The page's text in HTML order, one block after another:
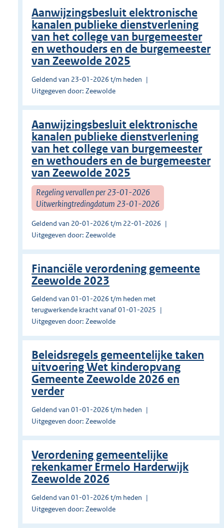
Aanwijzingsbesluit elektronische
kanalen publieke dienstverlening
van het college van burgemeester
en wethouders en de burgemeester
van Zeewolde 2025
Geldend van 23-01-2026 t/m heden
Uitgegeven door: Zeewolde
Aanwijzingsbesluit elektronische
kanalen publieke dienstverlening
van het college van burgemeester
en wethouders en de burgemeester
van Zeewolde 2025
Regeling vervallen per 23-01-2026
Uitwerkingtredingdatum 23-01-2026
Geldend van 20-01-2026 t/m 22-01-2026
Uitgegeven door: Zeewolde
Financiële verordening gemeente
Zeewolde 2023
Geldend van 01-01-2026 t/m heden met
terugwerkende kracht vanaf 01-01-2025
Uitgegeven door: Zeewolde
Beleidsregels gemeentelijke taken
uitvoering Wet kinderopvang
Gemeente Zeewolde 2026 en
verder
Geldend van 01-01-2026 t/m heden
Uitgegeven door: Zeewolde
Verordening gemeentelijke
rekenkamer Ermelo Harderwijk
Zeewolde 2026
Geldend van 01-01-2026 t/m heden
Uitgegeven door: Zeewolde